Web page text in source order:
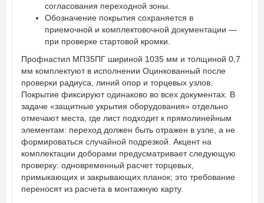
согласования переходной зоны.
Обозначение покрытия сохраняется в
приемочной и комплектовочной документации —
при проверке стартовой кромки.
Профнастил МП35ПГ шириной 1035 мм и толщиной 0,7
мм комплектуют в исполнении Оцинкованный после
проверки радиуса, линий опор и торцевых узлов.
Покрытие фиксируют одинаково во всех документах. В
задаче «защитные укрытия оборудования» отдельно
отмечают места, где лист подходит к прямолинейным
элементам: переход должен быть отражен в узле, а не
формироваться случайной подрезкой. Акцент на
комплектации доборами предусматривает следующую
проверку: одновременный расчет торцевых,
примыкающих и закрывающих планок; это требование
переносят из расчета в монтажную карту.